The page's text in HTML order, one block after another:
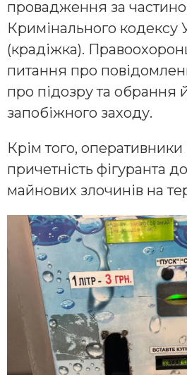
провадження за
Кримінального кодексу
(крадіжка).
питання про
про підозру та обрання
запобіжного заходу.
Крім того,
причетність фігуранта
майнових злочинів на